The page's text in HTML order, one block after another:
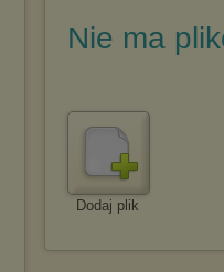
Nie ma
Dodaj plik